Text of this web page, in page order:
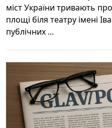
міст України тривають
площі біля театру імені
публічних ...